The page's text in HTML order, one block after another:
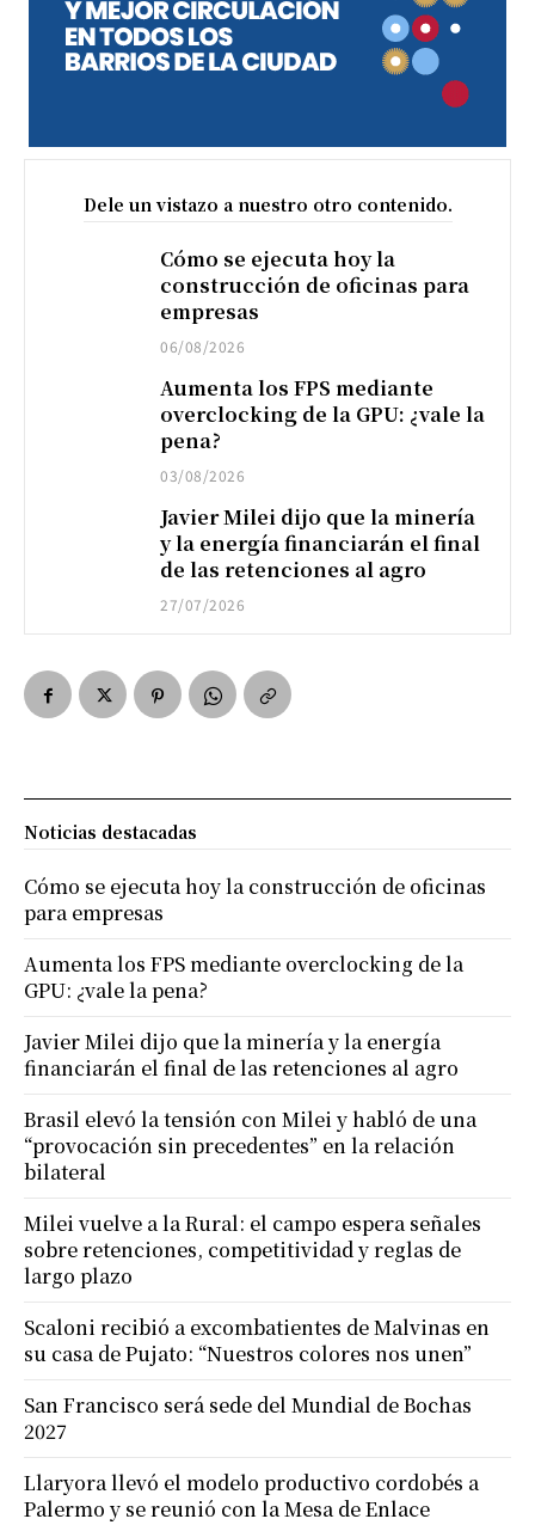
Dele un vistazo a nuestro otro contenido.
Cómo se ejecuta hoy la
construcción de oficinas para
empresas
06/08/2026
Aumenta los FPS mediante
overclocking de la GPU: ¿vale la
pena?
03/08/2026
Javier Milei dijo que la minería
y la energía financiarán el final
de las retenciones al agro
27/07/2026
Noticias destacadas
Cómo se ejecuta hoy la construcción de oficinas
para empresas
Aumenta los FPS mediante overclocking de la
GPU: ¿vale la pena?
Javier Milei dijo que la minería y la energía
financiarán el final de las retenciones al agro
Brasil elevó la tensión con Milei y habló de una
“provocación sin precedentes” en la relación
bilateral
Milei vuelve a la Rural: el campo espera señales
sobre retenciones, competitividad y reglas de
largo plazo
Scaloni recibió a excombatientes de Malvinas en
su casa de Pujato: “Nuestros colores nos unen”
San Francisco será sede del Mundial de Bochas
2027
Llaryora llevó el modelo productivo cordobés a
Palermo y se reunió con la Mesa de Enlace